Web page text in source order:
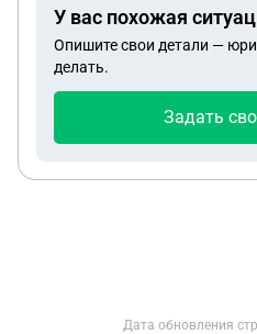
У вас похожая
Опишите свои детали —
делать.
Задать
Дата обновления